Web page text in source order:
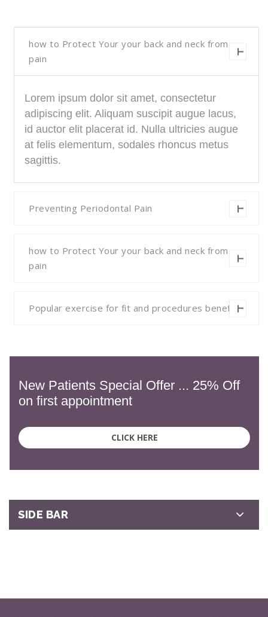
how to Protect Your your back and neck from
pain
Lorem ipsum dolor sit amet, consectetur
adipiscing elit. Aliquam suscipit augue lacus,
id auctor elit placerat id. Nulla ultricies augue
at felis elementum, sodales rhoncus metus
sagittis.
Preventing Periodontal Pain
how to Protect Your your back and neck from
pain
Popular exercise for fit and procedures benefit
New Patients Special Offer ... 25% Off
on first appointment
CLICK HERE
SIDE BAR